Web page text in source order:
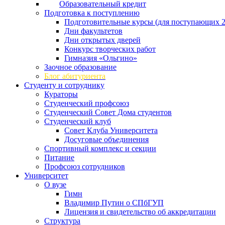
Образовательный кредит
Подготовка к поступлению
Подготовительные курсы (для поступающих
Дни факультетов
Дни открытых дверей
Конкурс творческих работ
Гимназия «Ольгино»
Заочное образование
Блог абитуриента
Студенту и сотруднику
Кураторы
Студенческий профсоюз
Студенческий Совет Дома студентов
Студенческий клуб
Совет Клуба Университета
Досуговые объединения
Спортивный комплекс и секции
Питание
Профсоюз сотрудников
Университет
О вузе
Гимн
Владимир Путин о СПбГУП
Лицензия и свидетельство об аккредитации
Структура